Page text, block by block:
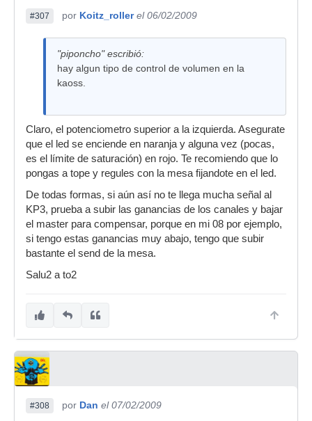
#307 por Koitz_roller el 06/02/2009
"piponcho" escribió:
hay algun tipo de control de volumen en la
kaoss.
Claro, el potenciometro superior a la izquierda. Asegurate
que el led se enciende en naranja y alguna vez (pocas,
es el límite de saturación) en rojo. Te recomiendo que lo
pongas a tope y regules con la mesa fijandote en el led.
De todas formas, si aún así no te llega mucha señal al
KP3, prueba a subir las ganancias de los canales y bajar
el master para compensar, porque en mi 08 por ejemplo,
si tengo estas ganancias muy abajo, tengo que subir
bastante el send de la mesa.
Salu2 a to2
#308 por Dan el 07/02/2009